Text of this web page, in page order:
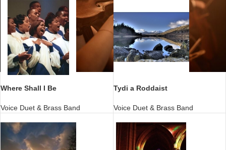
Where Shall I Be
Voice Duet & Brass Band
Tydi a Roddaist
Voice Duet & Brass Band